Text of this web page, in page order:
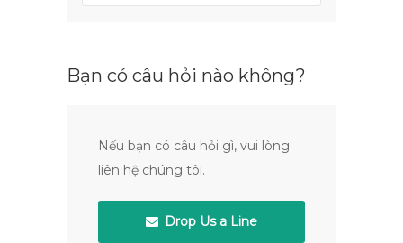
Bạn có câu hỏi nào không?
Nếu bạn có câu hỏi gì, vui lòng
liên hệ chúng tôi.
Drop Us a Line